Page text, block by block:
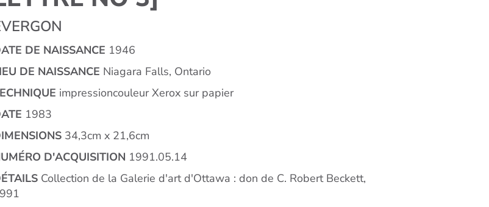
DE NAISSANCE 1946
DE NAISSANCE Niagara Falls, Ontario
impressioncouleur Xerox sur papier
1983
34,3cm x 21,6cm
D'ACQUISITION 1991.05.14
Collection de la Galerie d'art d'Ottawa : don de C. Robert Beckett,